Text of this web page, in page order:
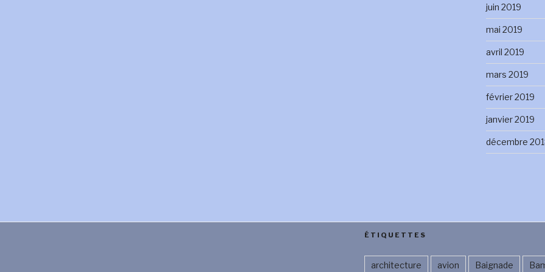
juin 2019
mai 2019
avril 2019
mars 2019
février 2019
janvier 2019
décembre
ÉTIQUETTES
architecture avion Baignade